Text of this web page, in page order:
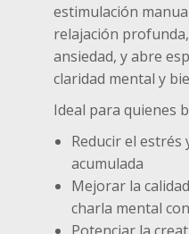
estimulación
relajación
ansiedad, y abre
claridad mental y
Ideal para quienes
Reducir el estrés
acumulada
Mejorar la
charla mental